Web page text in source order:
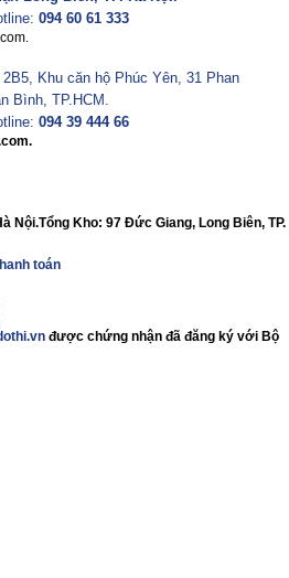
094 60 61 333
2B5, Khu căn hộ Phúc Yên, 31 Phan
Bình, TP.HCM.
094 39 444 66
Nội.Tổng Kho: 97 Đức Giang, Long Biên, TP.
toán
được chứng nhận đã đăng ký với Bộ